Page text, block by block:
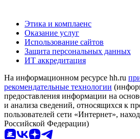
Этика и комплаенс
Оказание услуг
Использование сайтов
Защита персональных данных
ИТ аккредитация
На информационном ресурсе hh.ru
рекомендательные технологии
предоставления информации на
и анализа сведений, относящихся к
пользователей сети «Интернет»,
Российской Федерации)